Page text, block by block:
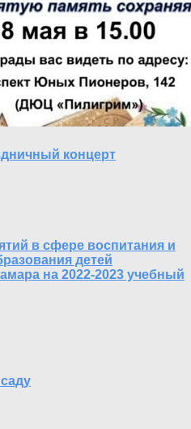
концерт
в сфере воспитания и
детей
на 2022-2023 учебный